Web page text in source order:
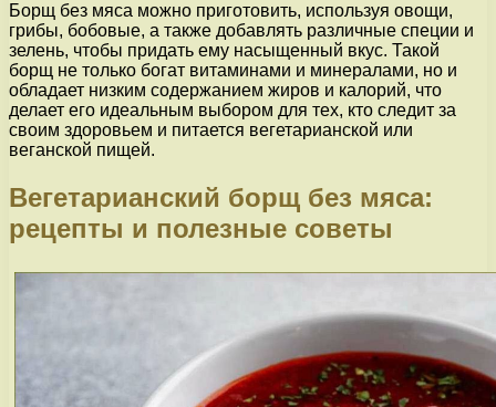
Борщ без мяса можно приготовить, используя овощи,
грибы, бобовые, а также добавлять различные специи и
зелень, чтобы придать ему насыщенный вкус. Такой
борщ не только богат витаминами и минералами, но и
обладает низким содержанием жиров и калорий, что
делает его идеальным выбором для тех, кто следит за
своим здоровьем и питается вегетарианской или
веганской пищей.
Вегетарианский борщ без мяса:
рецепты и полезные советы